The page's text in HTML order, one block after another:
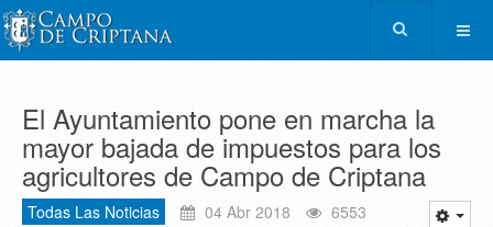
El Ayuntamiento pone en marcha la
mayor bajada de impuestos para los
agricultores de Campo de Criptana
Todas Las Noticias 04 Abr 2018 6553